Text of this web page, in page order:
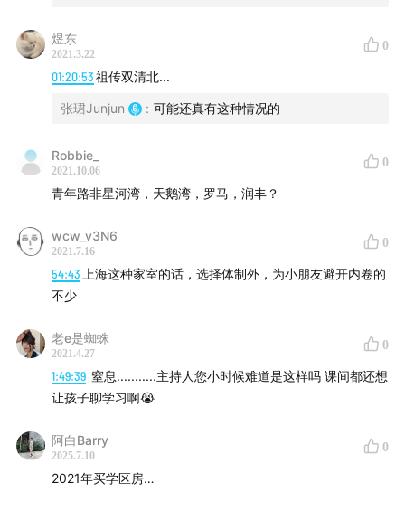
主播六年前从朝阳搬到东城的体会
从教育环境的转变到育儿方式的转变
有什么不一样？
“买了学区房”这件事成了心态崩溃的开始
你和“海淀家长”的差距不只是一套房
为什么海淀娃的学习成绩会优于其它区的娃？
学霸模式背后的资源都是什么？
给各位家长们一些购买学区房的建议
制作团队
主播 / 张珺
嘉宾 / 苏老师
后期 / 朱峰
关于「拼娃时代」
煜东
2021.3.22
0
01:20:53祖传双清北...
张珺Junjun : 可能还真有这种情况的
Robbie_
2021.10.06
0
青年路非星河湾，天鹅湾，罗马，润丰？
wcw_v3N6
2021.7.16
0
54:43 上海这种家室的话，选择体制外，为小朋友避开内卷的
不少
老e是蜘蛛
2021.4.27
0
1:49:39 窒息...........主持人您小时候难道是这样吗 课间都还想
让孩子聊学习啊😭
阿白Barry
2025.7.10
0
2021年买学区房…